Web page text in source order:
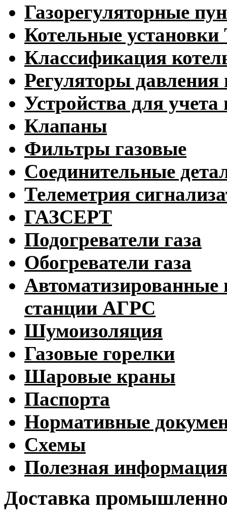
Газорегуляторные
Котельные
Классификация
Регуляторы давления
Устройства для учета
Клапаны
Фильтры газовые
Соединительные
Телеметрия
ГАЗСЕРТ
Подогреватели газа
Обогреватели газа
Автоматизированные
станции АГРС
Шумоизоляция
Газовые горелки
Шаровые краны
Паспорта
Нормативные
Схемы
Полезная информация
Доставка